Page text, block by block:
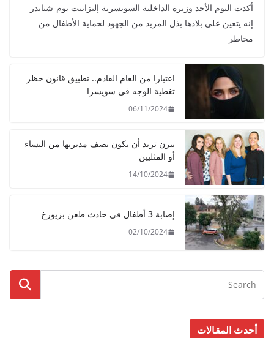
أكدت اليوم الأحد وزيرة الداخلية السويسرية إليزابيت بوم-شنايدر
إنه يتعين على بلادها بذل المزيد من الجهود لحماية الأطفال من
مخاطر
اعتبارا من العام القادم.. تطبيق قانون حظر
تغطية الوجه في سويسرا
06/11/2024
بيرن تريد أن يكون نصف مديريها من النساء
أو المثليين
14/10/2024
إصابة 3 أطفال في حادث طعن بزيورخ
02/10/2024
أحدث المقالات